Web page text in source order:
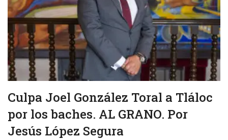
Culpa Joel González Toral a Tláloc
por los baches. AL GRANO. Por
Jesús López Segura